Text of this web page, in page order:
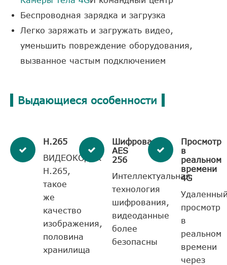
Беспроводная зарядка и загрузка
Легко заряжать и загружать видео,
уменьшить повреждение оборудования,
вызванное частым подключением
Выдающиеся особенности
Н.265
ВИДЕОКОДЕК
H.265,
такое
же
качество
изображения,
половина
хранилища
Шифрование
AES
256
Интеллектуальная
технология
шифрования,
видеоданные
более
безопасны
Просмотр
в
реальном
времени
4G
просмотр
в
реальном
времени
через